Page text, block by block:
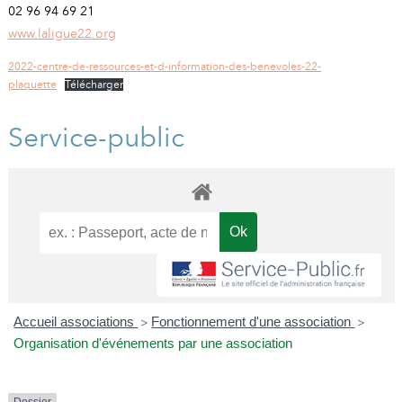
02 96 94 69 21
www.laligue22.org
2022-centre-de-ressources-et-d-information-des-benevoles-22-
plaquette
Télécharger
Service-public
Accueil associations > Fonctionnement d'une association >
Organisation d'événements par une association